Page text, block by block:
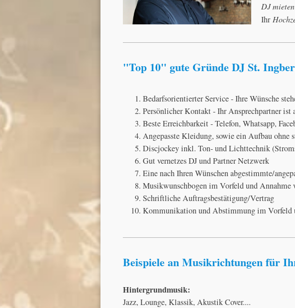
DJ mieten
Ihr
"Top 10" gute Gründe DJ St.
Bedarfsorientierter Service - Ihre Wünsche
Persönlicher Kontakt - Ihr Ansprechpartner ist
Beste Erreichbarkeit - Telefon, Whatsapp,
Angepasste Kleidung, sowie ein Aufbau ohne
Discjockey inkl. Ton- und Lichttechnik
Gut vernetzes DJ und Partner Netzwerk
Eine nach Ihren Wünschen abgestimmte/
Musikwunschbogen im Vorfeld und
Schriftliche Auftragsbestätigung/Vertrag
Kommunikation und Abstimmung im Vorfeld
Beispiele an Musikrichtungen für
Hintergrundmusik:
Jazz, Lounge, Klassik, Akustik Cover....